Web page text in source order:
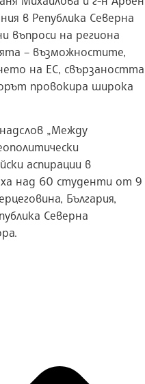
в Република Северна
въпроси на региона
– възможностите,
на ЕС, свързаността
провокира широка
„Между
аспирации в
над 60 студенти от 9
България,
Северна